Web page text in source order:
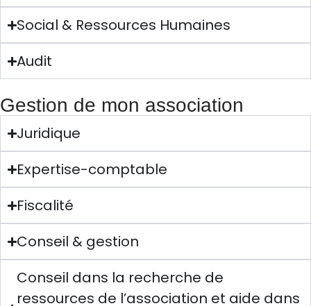
Social & Ressources Humaines
Audit
Gestion de mon association
Juridique
Expertise-comptable
Fiscalité
Conseil & gestion
Conseil dans la recherche de
ressources de l’association et aide dans